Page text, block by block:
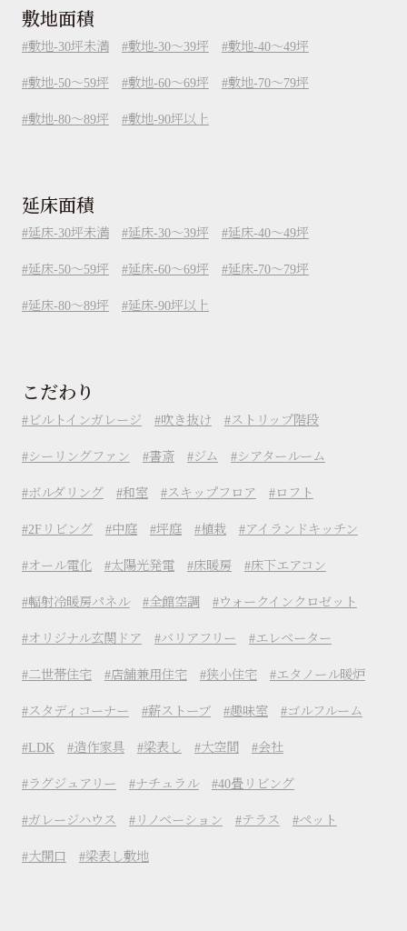
敷地面積
敷地-30坪未満 敷地-30～39坪 敷地-40～49坪
敷地-50～59坪 敷地-60～69坪 敷地-70～79坪
敷地-80～89坪 敷地-90坪以上
延床面積
延床-30坪未満 延床-30～39坪 延床-40～49坪
延床-50～59坪 延床-60～69坪 延床-70～79坪
延床-80～89坪 延床-90坪以上
こだわり
ビルトインガレージ 吹き抜け ストリップ階段
シーリングファン 書斎 ジム シアタールーム
ボルダリング 和室 スキップフロア ロフト
2Fリビング 中庭 坪庭 植栽 アイランドキッチン
オール電化 太陽光発電 床暖房 床下エアコン
輻射冷暖房パネル 全館空調 ウォークインクロゼット
オリジナル玄関ドア バリアフリー エレベーター
二世帯住宅 店舗兼用住宅 狭小住宅 エタノール暖炉
スタディコーナー 薪ストーブ 趣味室 ゴルフルーム
LDK 造作家具 梁表し 大空間 会社
ラグジュアリー ナチュラル 40畳リビング
ガレージハウス リノベーション テラス ペット
大開口 梁表し敷地